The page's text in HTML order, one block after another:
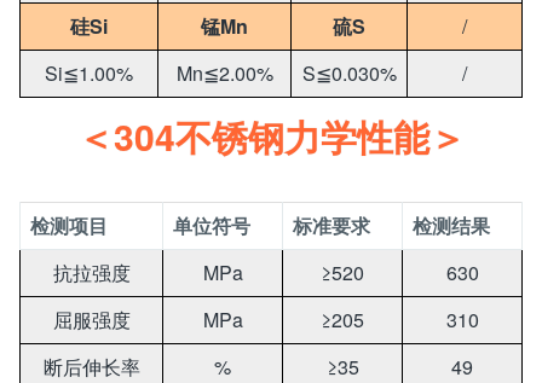
硅Si 锰Mn 硫S
/
Si≦1.00%
Mn≦2.00% S≦0.030% /
＜304不锈钢力学性能＞
检测项目 单位符号 标准要求
检测结果
抗拉强度
MPa ≥520
630
屈服强度
MPa ≥205
310
断后伸长率
% ≥35 49